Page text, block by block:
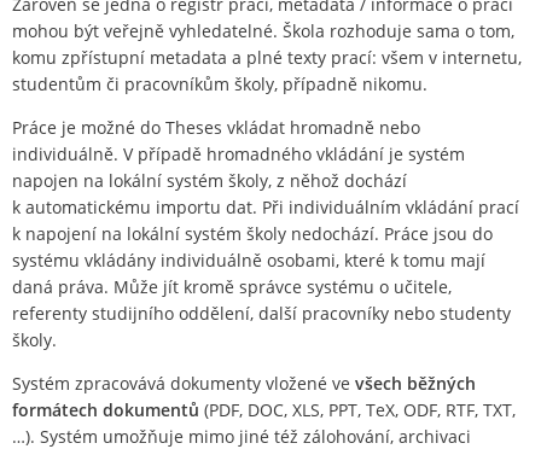
mohou být veřejně vyhledatelné. Škola rozhoduje sama o tom,
komu zpřístupní metadata a plné texty prací: všem v internetu,
studentům či pracovníkům školy, případně nikomu.
Práce je možné do Theses vkládat hromadně nebo
individuálně. V případě hromadného vkládání je systém
napojen na lokální systém školy, z něhož dochází
k automatickému importu dat. Při individuálním vkládání prací
k napojení na lokální systém školy nedochází. Práce jsou do
systému vkládány individuálně osobami, které k tomu mají
daná práva. Může jít kromě správce systému o učitele,
referenty studijního oddělení, další pracovníky nebo studenty
školy.
Systém zpracovává dokumenty vložené ve všech běžných
formátech dokumentů (PDF, DOC, XLS, PPT, TeX, ODF, RTF, TXT,
…). Systém umožňuje mimo jiné též zálohování, archivaci